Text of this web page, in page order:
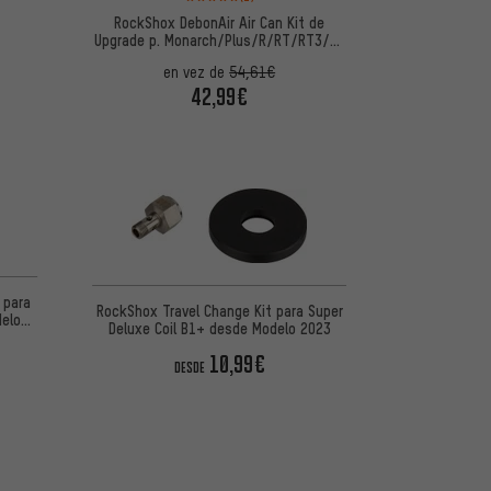
RockShox DebonAir Air Can Kit de
Upgrade p. Monarch/Plus/R/RT/RT3/TL
en vez de54,61€
42,99€
basada en 1 reseñas
RockShox Travel Change Kit para Super
Deluxe Coil B1+ desde Modelo 2023
DESDE 10,99€